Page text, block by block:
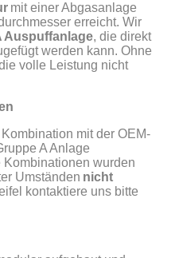
mit einer Abgasanlage
erreicht. Wir
Auspuffanlage, die direkt
werden kann. Ohne
volle Leistung nicht
mit der OEM-
A Anlage
wurden
Umständen nicht
kontaktiere uns bitte